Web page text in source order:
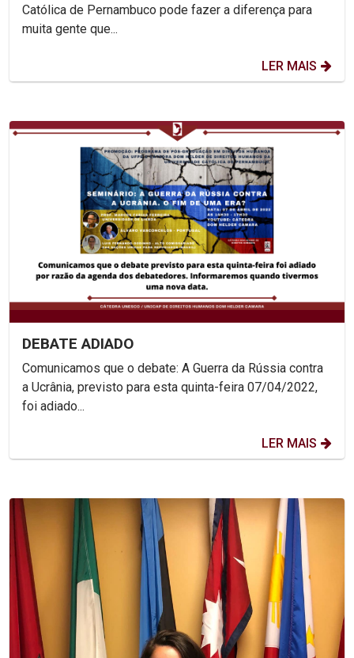
Católica de Pernambuco pode fazer a diferença para
muita gente que...
LER MAIS
DEBATE ADIADO
Comunicamos que o debate: A Guerra da Rússia contra
a Ucrânia, previsto para esta quinta-feira 07/04/2022,
foi adiado...
LER MAIS